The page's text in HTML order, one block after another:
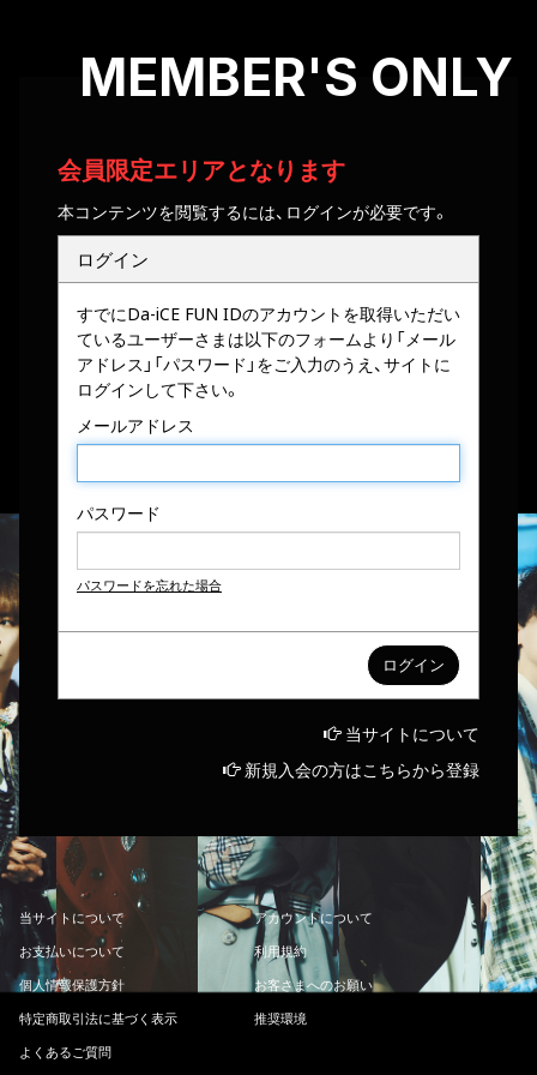
MEMBER'S ONLY
会員限定エリアとなります
本コンテンツを閲覧するには、ログインが必要です。
ログイン
すでにDa-iCE FUN IDのアカウントを取得いただい
ているユーザーさまは以下のフォームより「メール
アドレス」「パスワード」をご入力のうえ、サイトに
ログインして下さい。
メールアドレス
パスワード
パスワードを忘れた場合
当サイトについて
新規入会の方はこちらから登録
当サイ ト について アカウントについて
お支払いについて 利用規約
個人情報保護方針 お客さまへのお願い
特定商取引法に基づく 表示 推奨環境
よ く あるご質問